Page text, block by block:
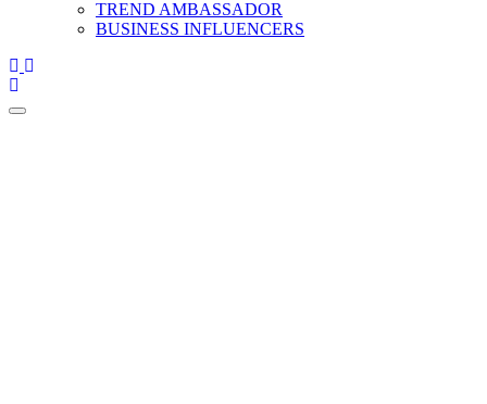
TREND AMBASSADOR
BUSINESS INFLUENCERS